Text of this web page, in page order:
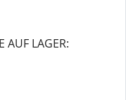
AUF LAGER: